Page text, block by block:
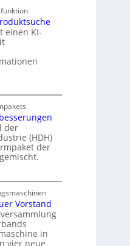
einen KI-
der
(HDH)
der
Vorstand
in
vier neue